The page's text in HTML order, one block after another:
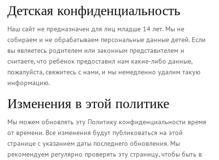
Детская конфиденциальность
Наш сайт не предназначен для лиц младше 14 лет. Мы не
собираем и не обрабатываем персональные данные детей. Если
вы являетесь родителем или законным представителем и
считаете, что ребёнок предоставил нам какие-либо данные,
пожалуйста, свяжитесь с нами, и мы немедленно удалим такую
информацию.
Изменения в этой политике
Мы можем обновлять эту Политику конфиденциальности время
от времени. Все изменения будут публиковаться на этой
странице с указанием даты последнего обновления. Мы
рекомендуем регулярно проверять эту страницу, чтобы быть в